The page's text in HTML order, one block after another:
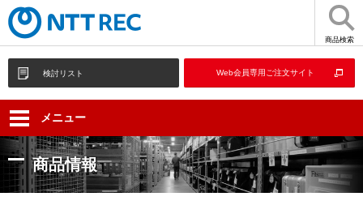
商品検索
検討リスト Web会員専用ご注文サイト
メニュー
商品情報